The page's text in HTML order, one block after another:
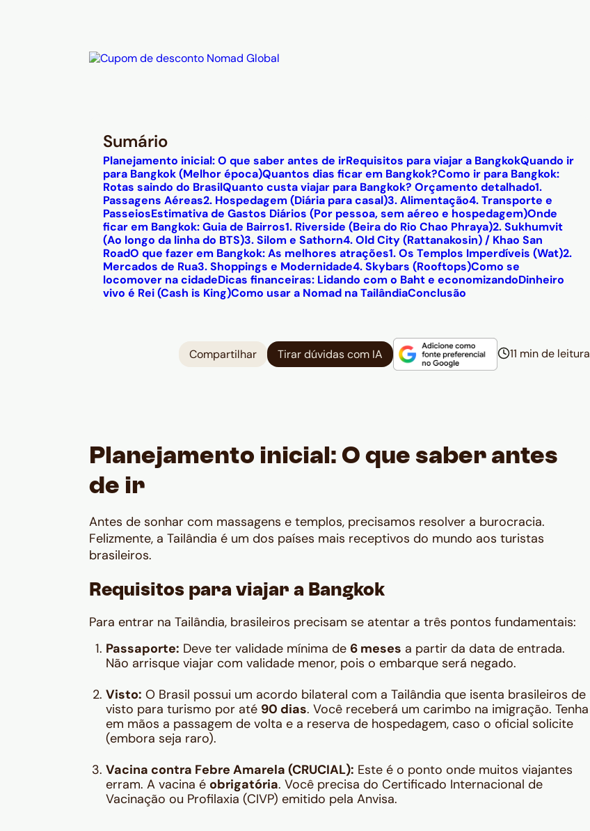
Sumário
Planejamento inicial: O que saber antes de irRequisitos para viajar a BangkokQuando ir
para Bangkok (Melhor época)Quantos dias ficar em Bangkok?Como ir para Bangkok:
Rotas saindo do BrasilQuanto custa viajar para Bangkok? Orçamento detalhado1.
Passagens Aéreas2. Hospedagem (Diária para casal)3. Alimentação4. Transporte e
PasseiosEstimativa de Gastos Diários (Por pessoa, sem aéreo e hospedagem)Onde
ficar em Bangkok: Guia de Bairros1. Riverside (Beira do Rio Chao Phraya)2. Sukhumvit
(Ao longo da linha do BTS)3. Silom e Sathorn4. Old City (Rattanakosin) / Khao San
RoadO que fazer em Bangkok: As melhores atrações1. Os Templos Imperdíveis (Wat)2.
Mercados de Rua3. Shoppings e Modernidade4. Skybars (Rooftops)Como se
locomover na cidadeDicas financeiras: Lidando com o Baht e economizandoDinheiro
vivo é Rei (Cash is King)Como usar a Nomad na TailândiaConclusão
Compartilhar Tirar dúvidas com IA 11 min de leitura
Planejamento inicial: O que saber antes
de ir
Antes de sonhar com massagens e templos, precisamos resolver a burocracia.
Felizmente, a Tailândia é um dos países mais receptivos do mundo aos turistas
brasileiros.
Requisitos para viajar a Bangkok
Para entrar na Tailândia, brasileiros precisam se atentar a três pontos fundamentais:
Passaporte: Deve ter validade mínima de 6 meses a partir da data de entrada.
Não arrisque viajar com validade menor, pois o embarque será negado.
Visto: O Brasil possui um acordo bilateral com a Tailândia que isenta brasileiros de
visto para turismo por até 90 dias. Você receberá um carimbo na imigração. Tenha
em mãos a passagem de volta e a reserva de hospedagem, caso o oficial solicite
(embora seja raro).
Vacina contra Febre Amarela (CRUCIAL): Este é o ponto onde muitos viajantes
erram. A vacina é obrigatória. Você precisa do Certificado Internacional de
Vacinação ou Profilaxia (CIVP) emitido pela Anvisa.